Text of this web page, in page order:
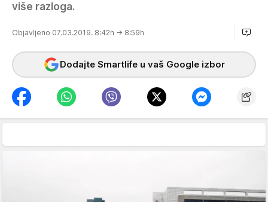
više razloga.
Objavljeno 07.03.2019. 8:42h → 8:59h
Dodajte Smartlife u vaš Google izbor